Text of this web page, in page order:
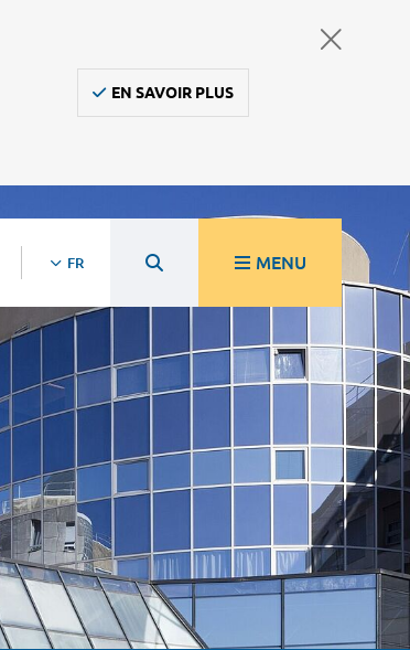
EN SAVOIR PLUS
FR MENU